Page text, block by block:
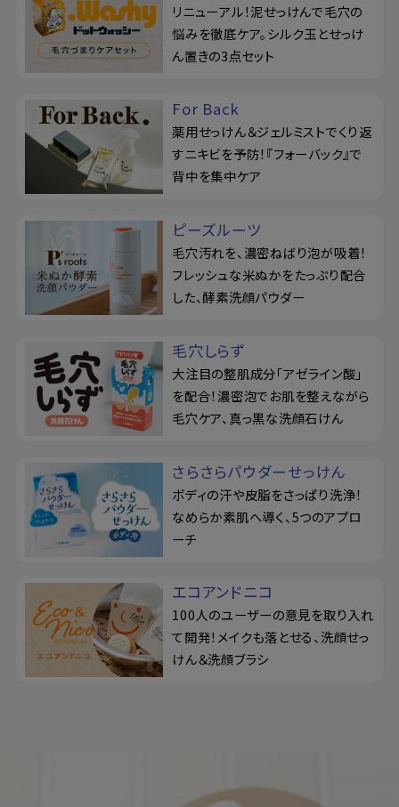
リニューアル！泥せっけんで毛穴の
悩みを徹底ケア。シルク玉とせっけ
ん置きの3点セット
For Back
薬用せっけん＆ジェルミストでくり返
すニキビを予防！『フォーバック』で
背中を集中ケア
ピーズルーツ
毛穴汚れを、濃密ねばり泡が吸着！
フレッシュな米ぬかをたっぷり配合
した、酵素洗顔パウダー
毛穴しらず
大注目の整肌成分「アゼライン酸」
を配合！濃密泡でお肌を整えながら
毛穴ケア、真っ黒な洗顔石けん
さらさらパウダーせっけん
ボディの汗や皮脂をさっぱり洗浄！
なめらか素肌へ導く、5つのアプロ
ーチ
エコアンドニコ
100人のユーザーの意見を取り入れ
て開発！メイクも落とせる、洗顔せっ
けん＆洗顔ブラシ